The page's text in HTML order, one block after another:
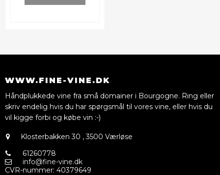
WWW.FINE-VINE.DK
Håndplukkede vine fra små domainer i Bourgogne. Ring eller
skriv endelig hvis du har spørgsmål til vores vine, eller hvis du
vil kigge forbi og købe vin :-)
Klosterbakken 30 ,3500 Værløse
61260778
info@fine-vine.dk
CVR-nummer: 40379649